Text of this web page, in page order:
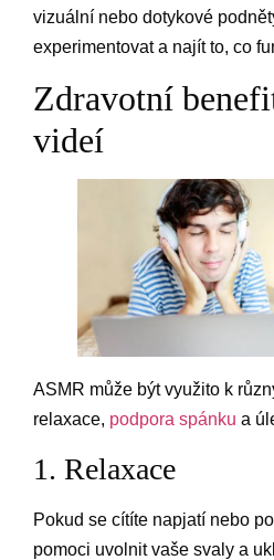
vizuální nebo dotykové
experimentovat a najít to, co
Zdravotní
videí
ASMR může být využito k
relaxace, podpora spánku a
1. Relaxace
Pokud se cítíte napjatí nebo
pomoci uvolnit vaše svaly a